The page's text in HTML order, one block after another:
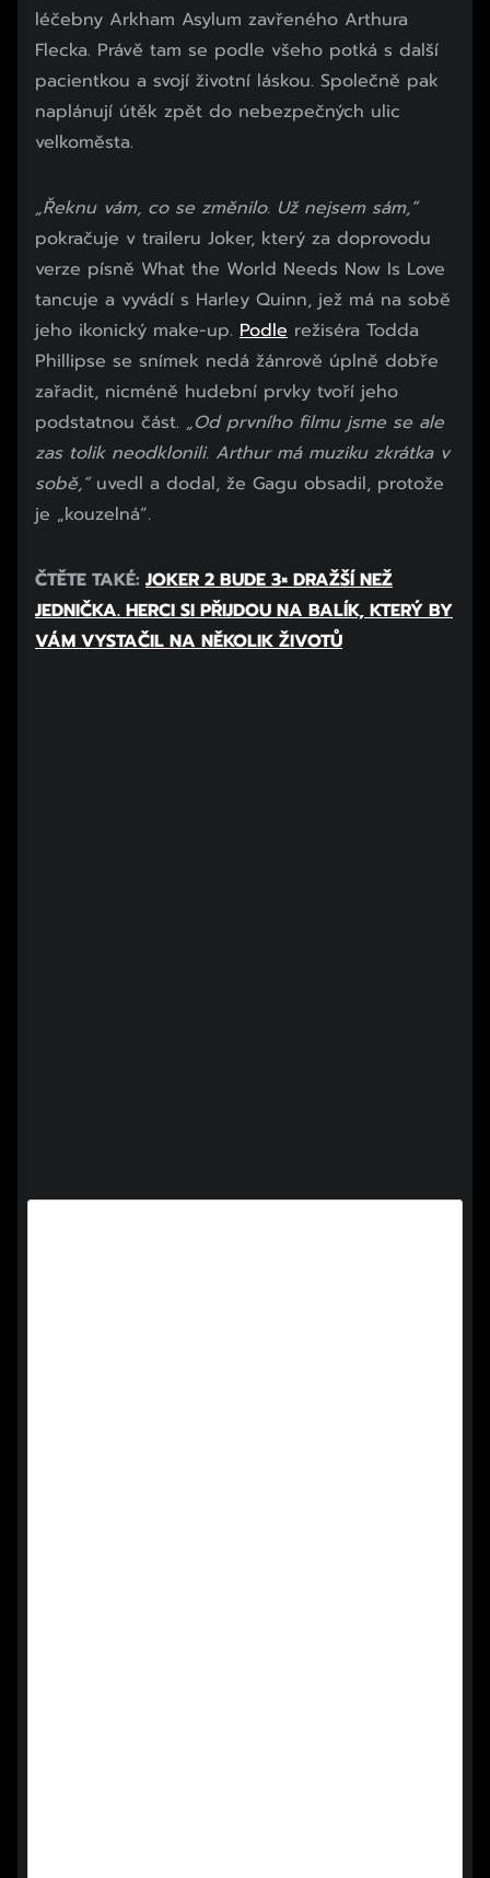
léčebny Arkham Asylum zavřeného Arthura
Flecka. Právě tam se podle všeho potká s další
pacientkou a svojí životní láskou. Společně pak
naplánují útěk zpět do nebezpečných ulic
velkoměsta.
„Řeknu vám, co se změnilo. Už nejsem sám,“
pokračuje v traileru Joker, který za doprovodu
verze písně What the World Needs Now Is Love
tancuje a vyvádí s Harley Quinn, jež má na sobě
jeho ikonický make-up. Podle režiséra Todda
Phillipse se snímek nedá žánrově úplně dobře
zařadit, nicméně hudební prvky tvoří jeho
podstatnou část. „Od prvního filmu jsme se ale
zas tolik neodklonili. Arthur má muziku zkrátka v
sobě,“ uvedl a dodal, že Gagu obsadil, protože
je „kouzelná“.
Začátek reklamy
Konec reklamy
ČTĚTE TAKÉ: JOKER 2 BUDE 3× DRAŽŠÍ NEŽ
JEDNIČKA. HERCI SI PŘIJDOU NA BALÍK, KTERÝ BY
VÁM VYSTAČIL NA NĚKOLIK ŽIVOTŮ